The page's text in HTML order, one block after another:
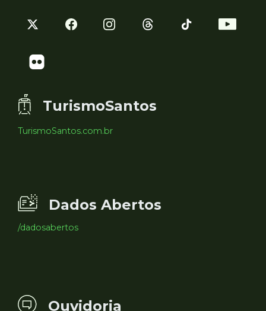
TurismoSantos
TurismoSantos.com.br
Dados Abertos
/dadosabertos
Ouvidoria